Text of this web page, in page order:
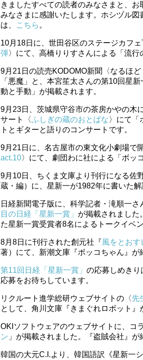
きましたすべての読者のみなさまと、
みなさまに感謝いたします。ホシヅル図
は、
こちら 。
10月18日に、世田谷区のステージカフ
弾〉にて、高橋りりすさんによる「流行
9月21日の読売KODOMO新聞〈なるほ
「悪魔」と、本宮笙太さんの第10回星
動と手動」が掲載されます。
9月23日、茨城県守谷市の茶房かやの木
サート〈ふしぎの蔵のおとばな〉にて「
トとギターと語りのコンサートです。
9月21日に、名古屋市の東文化小劇場で
act.10〉にて、劇団わに社による「ボッ
9月10日、ちくま文庫より刊行になる佐
蔵・編）に、星新一が1982年に書いた解
日経新聞電子版に、科学記者・滝順一さ
目の日経「星新一賞」 が掲載されました
た星新一賞受賞者8名によるトークイベ
8月8日に刊行された創元社『風をとお
著）にて、新潮文庫『ボッコちゃん』が
第11回日経「星新一賞」 の応募しめき
応募をお待ちしています。
リクルート進学総研ウェブサイトの〈先
として、角川文庫『きまぐれロボット』
OKIソフトウェアのウェブサイトに、コ
ン 」が掲載されました。『盗賊会社』が
韓国の大元C.I.より、韓国語訳《星新一